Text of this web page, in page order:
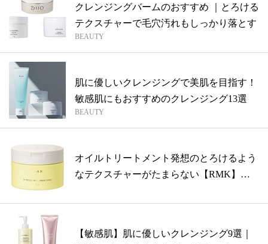
クレンジングバームのおすすめ ｜とろける
テクスチャーで毛穴汚れもしっかり落とす
BEAUTY
肌に優しいクレンジングで美肌を目指す！
敏感肌にもおすすめのクレンジング13選
BEAUTY
オイルトリートメント発想のとろけるよう
なテクスチャーがたまらない【RMK】の
【敏感肌】肌に優しいクレンジング9選｜